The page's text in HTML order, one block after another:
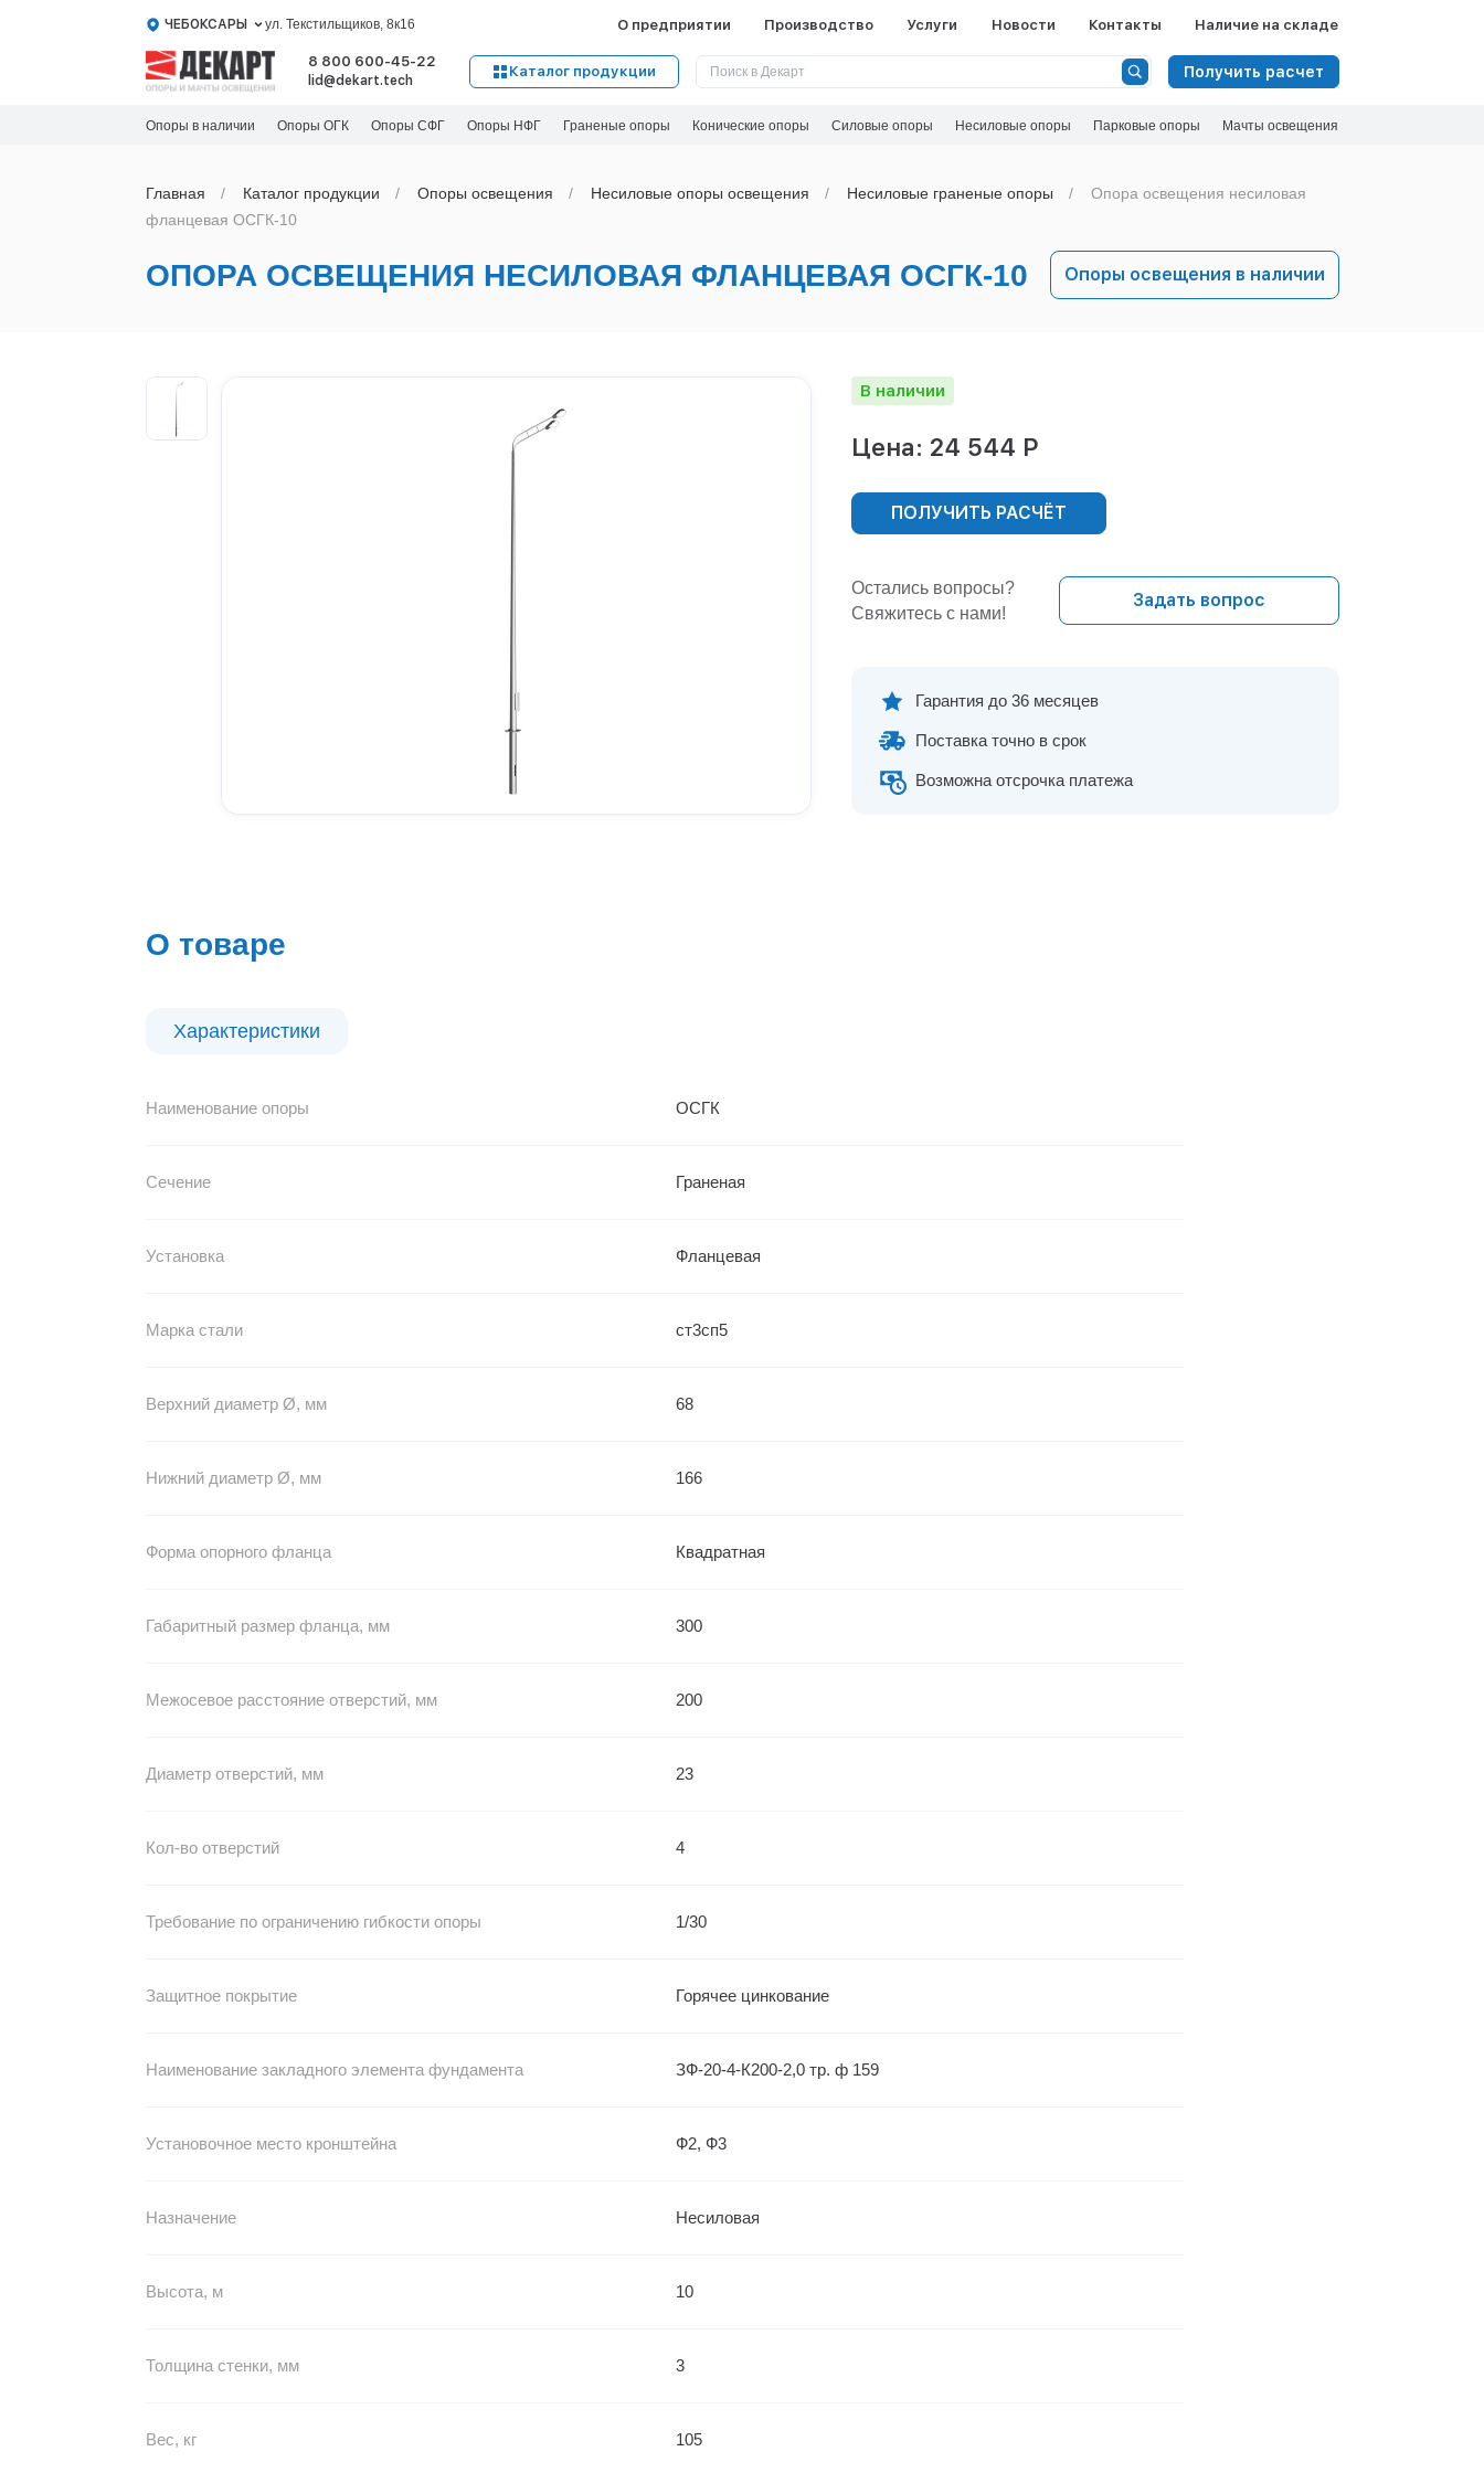
ЧЕБОКСАРЫ ул. Текстильщиков, 8к16 О предприятии Производство Услуги Новости Контакты Наличие на складе
8 800 600-45-22
lid@dekart.tech
Каталог продукции Получить расчет
Опоры в наличии Опоры ОГК Опоры СФГ Опоры НФГ Граненые опоры Конические опоры Силовые опоры Несиловые опоры Парковые опоры Мачты освещения
Главная Каталог продукции Oпоры oсвeщения Несиловые опоры освещения Несиловые граненые опоры
Опора освещения несиловая
фланцевая ОСГК-10
ОПОРА ОСВЕЩЕНИЯ НЕСИЛОВАЯ ФЛАНЦЕВАЯ ОСГК-10 Опоры освещения в наличии
В наличии
Цена: 24 544 Р
ПОЛУЧИТЬ РАСЧЁТ
Остались вопросы?
Свяжитесь с нами!
Задать вопрос
Гарантия до 36 месяцев
Поставка точно в срок
Возможна отсрочка платежа
О товаре
Характеристики
Наименование опоры ОСГК
Сечение Граненая
Установка Фланцевая
Марка стали ст3сп5
Верхний диаметр Ø, мм 68
Нижний диаметр Ø, мм 166
Форма опорного фланца Квадратная
Габаритный размер фланца, мм 300
Межосевое расстояние отверстий, мм 200
Диаметр отверстий, мм 23
Кол-во отверстий 4
Требование по ограничению гибкости опоры 1/30
Защитное покрытие Горячее цинкование
Наименование закладного элемента фундамента ЗФ-20-4-К200-2,0 тр. ф 159
Установочное место кронштейна Ф2, Ф3
Назначение Несиловая
Высота, м 10
Толщина стенки, мм 3
Вес, кг 105